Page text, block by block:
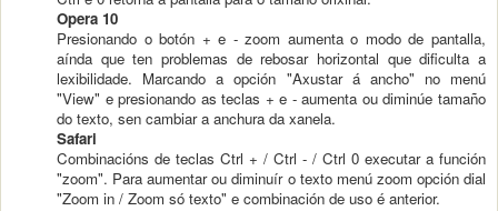
Opera 10
Presionando o botón + e - zoom aumenta o modo de pantalla,
aínda que ten problemas de rebosar horizontal que dificulta a
lexibilidade. Marcando a opción "Axustar á ancho" no menú
"View" e presionando as teclas + e - aumenta ou diminúe tamaño
do texto, sen cambiar a anchura da xanela.
Safari
Combinacións de teclas Ctrl + / Ctrl - / Ctrl 0 executar a función
"zoom". Para aumentar ou diminuír o texto menú zoom opción dial
"Zoom in / Zoom só texto" e combinación de uso é anterior.